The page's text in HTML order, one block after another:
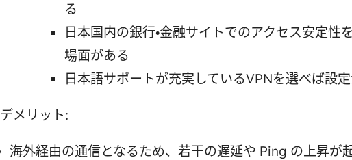
る
日本国内の銀行・金融サイトでのアクセス安定性
場面がある
日本語サポートが充実しているVPNを選べば設
デメリット:
海外経由の通信となるため、若干の遅延や Ping の上昇が